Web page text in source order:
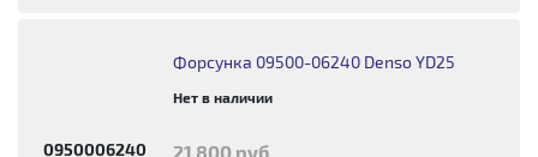
0950006240
Форсунка 09500-06240 Denso YD25
Нет в наличии
21 800 руб